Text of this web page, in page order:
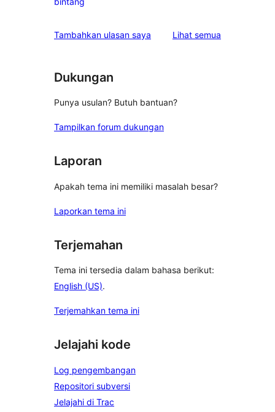
1-
Tambahkan ulasan saya Lihat semua
Dukungan
Punya usulan? Butuh bantuan?
Tampilkan forum dukungan
Laporan
Apakah tema ini memiliki masalah besar?
Laporkan tema ini
Terjemahan
Tema ini tersedia dalam bahasa berikut:
English (US).
Terjemahkan tema ini
Jelajahi kode
Log pengembangan
Repositori subversi
Jelajahi di Trac